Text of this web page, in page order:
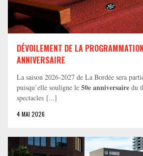
DÉVOILEMENT DE LA
ANNIVERSAIRE
La saison 2026-2027 de La Bordée sera
puisqu’elle souligne le 50e anniversaire du
spectacles [...]
4 MAI 2026